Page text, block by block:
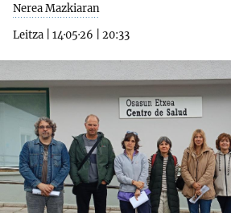
Nerea Mazkiaran
Leitza
14·05·26 20:33